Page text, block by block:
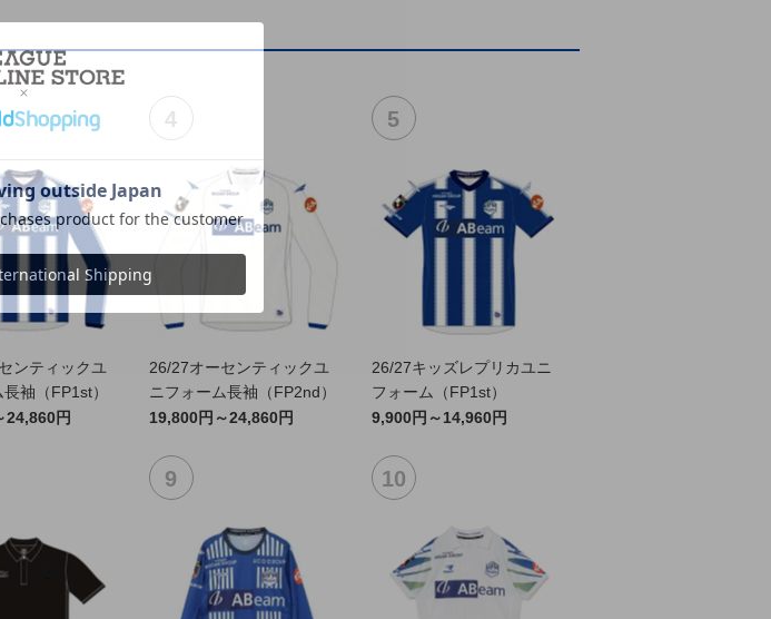
ンティックユ
袖（FP1st）
24,860円
26/27オーセンティックユ
ニフォーム長袖（FP2nd）
19,800円～24,860円
26/27キッズレプリカユニ
フォーム（FP1st）
9,900円～14,960円